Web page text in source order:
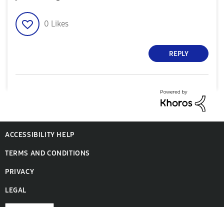
0 Likes
REPLY
ACCESSIBILITY HELP
TERMS AND CONDITIONS
PRIVACY
LEGAL